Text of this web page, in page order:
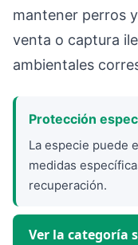
mantener perros
venta o captura
ambientales
Protección
La especie puede
medidas
recuperación.
Ver la categoría